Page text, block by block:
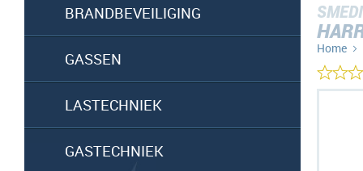
BRANDBEVEILIGING
GASSEN
LASTECHNIEK
GASTECHNIEK
Home
Ga